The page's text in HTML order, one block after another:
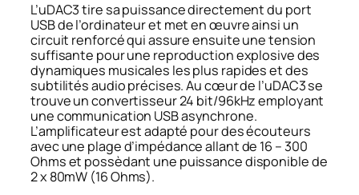
L’uDAC3 tire sa puissance directement du port
USB de l’ordinateur et met en œuvre ainsi un
circuit renforcé qui assure ensuite une tension
suffisante pour une reproduction explosive des
dynamiques musicales les plus rapides et des
subtilités audio précises. Au cœur de l’uDAC3 se
trouve un convertisseur 24 bit/96kHz employant
une communication USB asynchrone.
L’amplificateur est adapté pour des écouteurs
avec une plage d’impédance allant de 16 – 300
Ohms et possèdant une puissance disponible de
2 x 80mW (16 Ohms).